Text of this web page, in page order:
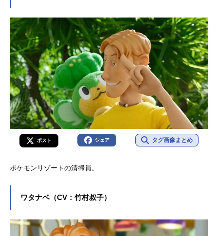
こちらでは、ファイルーズあいさん
のオススメ記事をご紹介！
ポスト シェア タグ画像まとめ
ポケモンリゾートの清掃員。
ワタナベ（CV：竹村叔子）